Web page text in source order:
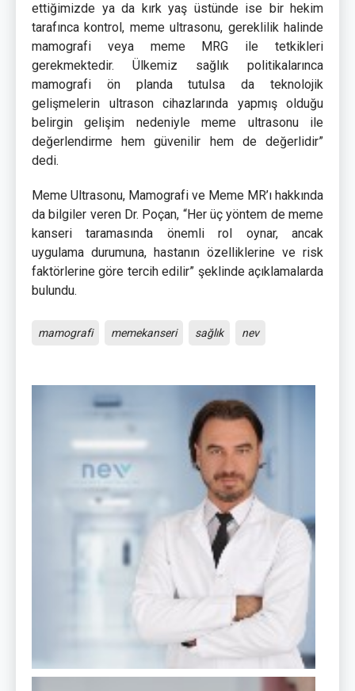
ettiğimizde ya da kırk yaş üstünde ise bir hekim
tarafınca kontrol, meme ultrasonu, gereklilik halinde
mamografi veya meme MRG ile tetkikleri
gerekmektedir. Ülkemiz sağlık politikalarınca
mamografi ön planda tutulsa da teknolojik
gelişmelerin ultrason cihazlarında yapmış olduğu
belirgin gelişim nedeniyle meme ultrasonu ile
değerlendirme hem güvenilir hem de değerlidir”
dedi.
Meme Ultrasonu, Mamografi ve Meme MR’ı hakkında
da bilgiler veren Dr. Poçan, “Her üç yöntem de meme
kanseri taramasında önemli rol oynar, ancak
uygulama durumuna, hastanın özelliklerine ve risk
faktörlerine göre tercih edilir” şeklinde açıklamalarda
bulundu.
mamografi memekanseri sağlık nev